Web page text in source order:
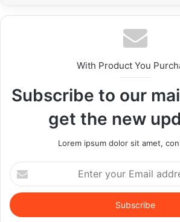
With Product You
Subscribe to our
get the new
Lorem ipsum dolor sit amet,
Enter
your
Email
address